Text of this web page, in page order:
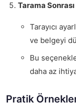
Tarama
Tarayıcı
ve belgeyi
Bu
daha az
Pratik